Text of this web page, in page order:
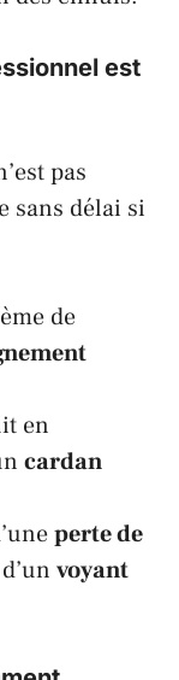
est
pas
sans délai si
de
en
cardan
perte de
voyant